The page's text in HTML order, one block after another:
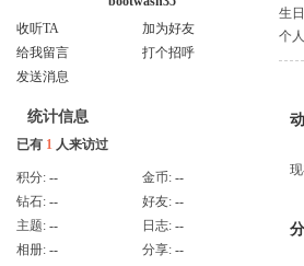
收听TA
加为好友
给我留言
打个招呼
发送消息
统计信息
已有 1 人来访过
积分: -- 金币: --
钻石: -- 好友: --
主题: -- 日志: --
相册: -- 分享: --
生日
个